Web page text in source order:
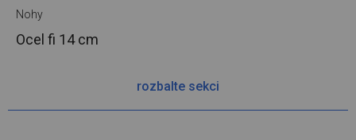
Nohy
Ocel fi 14 cm
rozbalte sekci